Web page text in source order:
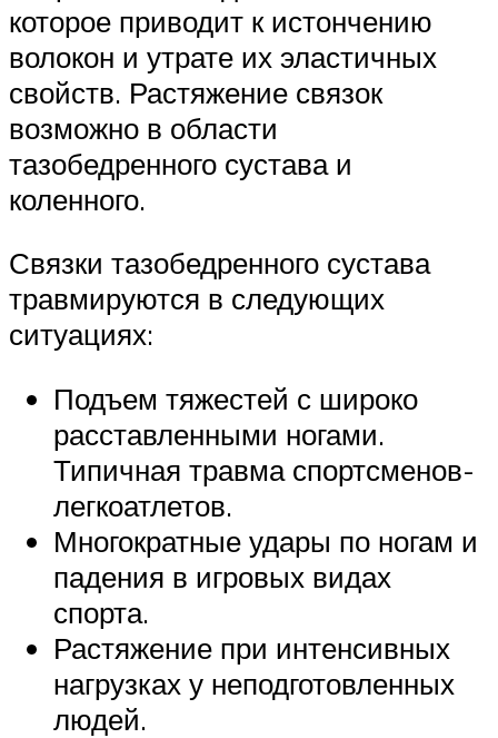
которое приводит к истончению
волокон и утрате их эластичных
свойств. Растяжение связок
возможно в области
тазобедренного сустава и
коленного.
Связки тазобедренного сустава
травмируются в следующих
ситуациях:
Подъем тяжестей с широко
расставленными ногами.
Типичная травма спортсменов-
легкоатлетов.
Многократные удары по ногам и
падения в игровых видах
спорта.
Растяжение при интенсивных
нагрузках у неподготовленных
людей.